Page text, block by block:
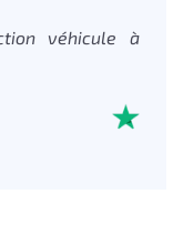
véhicule à